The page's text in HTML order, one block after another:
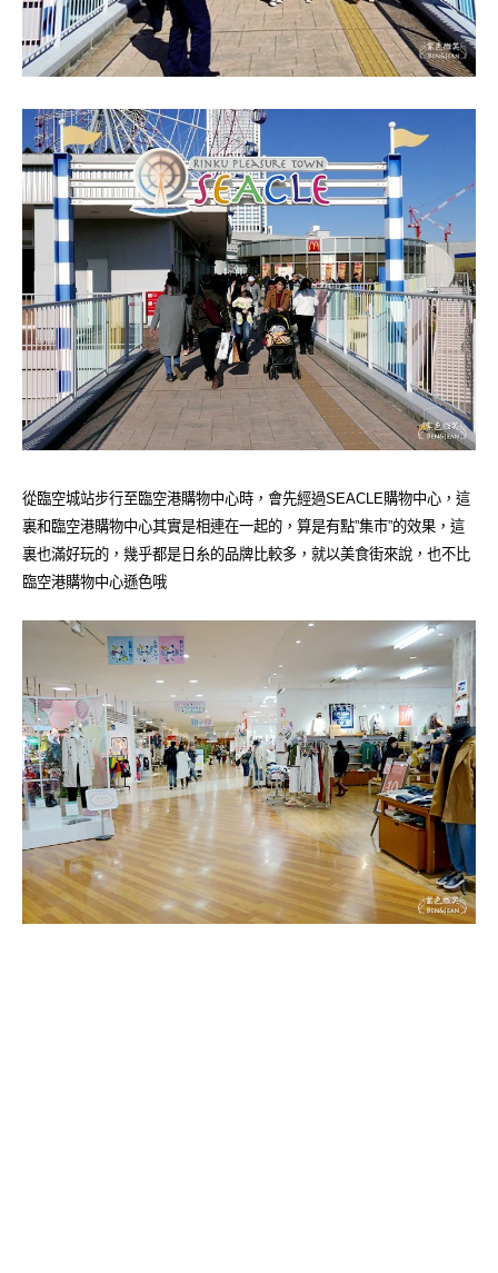
從臨空城站步行至臨空港購物中心時，會先經過SEACLE購物中心，這
裏和臨空港購物中心其實是相連在一起的，算是有點”集市”的效果，這
裏也滿好玩的，幾乎都是日糸的品牌比較多，就以美食街來說，也不比
臨空港購物中心遜色哦